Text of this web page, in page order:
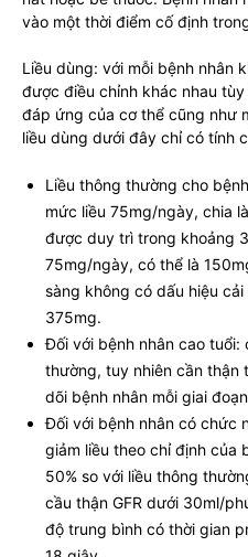
vào một thời điểm cố định
Liều dùng: với mỗi bệnh nhân
được điều chỉnh khác nhau
đáp ứng của cơ thể cũng như
liều dùng dưới đây chỉ có tính
Liều thông thường cho
mức liều 75mg/ngày, chia
được duy trì trong khoảng
75mg/ngày, có thể là
sàng không có dấu hiệu
375mg.
Đối với bệnh nhân cao
thường, tuy nhiên cần thận
dõi bệnh nhân mỗi giai
Đối với bệnh nhân có chức
giảm liều theo chỉ định của
50% so với liều thông
cầu thận GFR dưới 30ml/
độ trung bình có thời gian